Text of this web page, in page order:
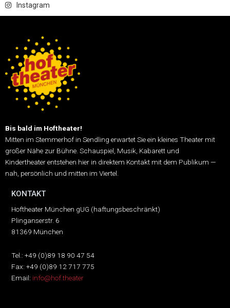
Instagram
Bis bald im Hoftheater!
Mitten im Stemmerhof in Sendling erwartet Sie ein kleines Theater mit
großer Nähe zur Bühne. Schauspiel, Musik, Kabarett und
Kindertheater entstehen hier in direktem Kontakt mit dem Publikum —
nah, persönlich und mitten im Viertel.
KONTAKT
Hoftheater München gUG (haftungsbeschränkt)
Plinganserstr. 6
81369 München
Tel.: +49 (0)89 18 90 47 54
Fax: +49 (0)89 12 717 775
Email: info@hof.theater